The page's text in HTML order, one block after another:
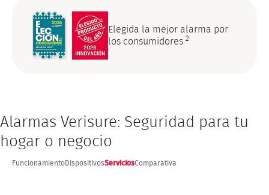
Elegida la mejor alarma por
los consumidores 2
Alarmas Verisure: Seguridad para tu
hogar o negocio
FuncionamientoDispositivosServiciosComparativa